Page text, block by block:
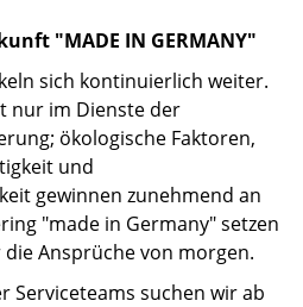
"MADE IN GERMANY"
sich kontinuierlich weiter.
nur im Dienste der
ökologische Faktoren,
und
gewinnen zunehmend an
"made in Germany" setzen
Ansprüche von morgen.
Serviceteams suchen wir ab